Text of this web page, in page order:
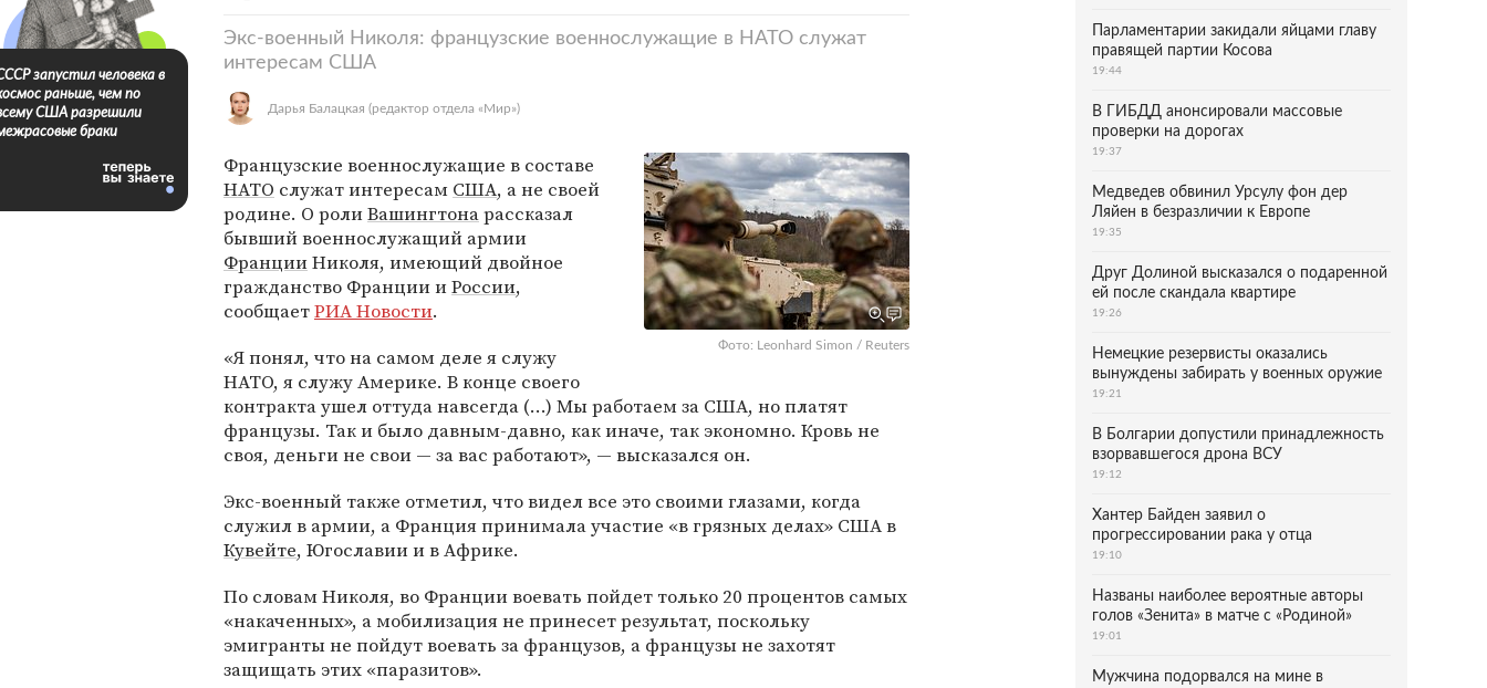
Экс-военный Николя: французские военнослужащие в НАТО служат
интересам США
Дарья Балацкая (редактор отдела «Мир»)
Фото: Leonhard Simon / Reuters
Французские военнослужащие в составе
НАТО служат интересам США, а не своей
родине. О ролиВашингтонарассказал
бывший военнослужащий армии
ФранцииНиколя, имеющий двойное
гражданство Франции иРоссии,
сообщаетРИА Новости.
«Я понял, что на самом деле я служу
НАТО, я служу Америке. В конце своего
контракта ушел оттуда навсегда (...) Мы работаем за США, но платят
французы. Так и было давным-давно, как иначе, так экономно. Кровь не
своя, деньги не свои — за вас работают», — высказался он.
Экс-военный также отметил, что видел все это своими глазами, когда
служил в армии, а Франция принимала участие «в грязных делах» США в
Кувейте, Югославии и в Африке.
По словам Николя, во Франции воевать пойдет только 20 процентов самых
«накаченных», а мобилизация не принесет результат, поскольку
эмигранты не пойдут воевать за французов, а французы не захотят
защищать этих «паразитов».
запустил человека в
раньше, чем по
США разрешили
браки
Парламентарии закидали яйцами главу
правящей партии Косова
19:44
В ГИБДД анонсировали массовые
проверки на дорогах
19:37
Медведев обвинил Урсулу фон дер
Ляйен в безразличии к Европе
19:35
Друг Долиной высказался о подаренной
ей после скандала квартире
19:26
Немецкие резервисты оказались
вынуждены забирать у военных оружие
19:21
В Болгарии допустили принадлежность
взорвавшегося дрона ВСУ
19:12
Хантер Байден заявил о
прогрессировании рака у отца
19:10
Названы наиболее вероятные авторы
голов «Зенита» в матче с «Родиной»
19:01
Мужчина подорвался на мине в